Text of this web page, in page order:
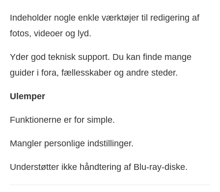
Indeholder nogle enkle værktøjer til redigering af
fotos, videoer og lyd.
Yder god teknisk support. Du kan finde mange
guider i fora, fællesskaber og andre steder.
Ulemper
Funktionerne er for simple.
Mangler personlige indstillinger.
Understøtter ikke håndtering af Blu-ray-diske.